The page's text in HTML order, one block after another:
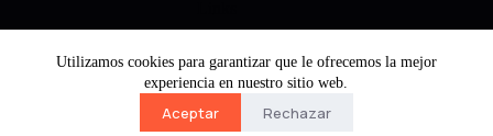
Utilizamos cookies para garantizar que le ofrecemos la mejor
experiencia en nuestro sitio web.
Aceptar Rechazar
Aviso Legal
Política de Cookies
Contacto